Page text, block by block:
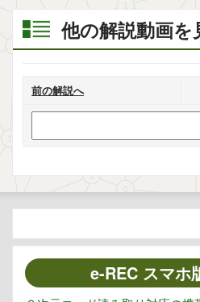
他の解説動画を
前の解説へ
e-REC スマホ